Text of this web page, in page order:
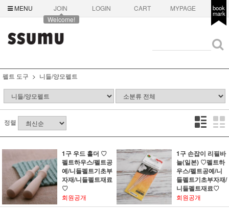
MENU
JOIN
Welcome!
LOGIN CART MYPAGE book
mark
펠트 도구 니들/양모펠트
정렬
1구 우드 홀더 ♡
펠트하우스/펠트공
예/니들펠트기초부
자재/니들펠트재료
♡
회원공개
1구 손잡이 리필바
늘(일본) ♡펠트하
우스/펠트공예/니
들펠트기초부자재/
니들펠트재료♡
회원공개